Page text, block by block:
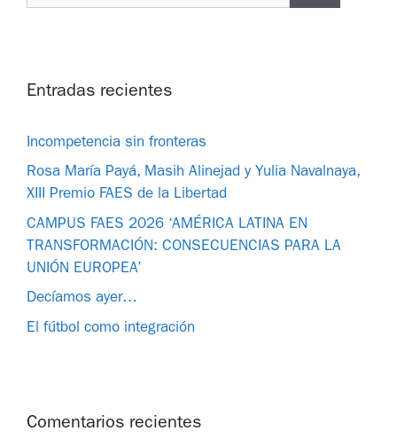
Entradas recientes
Incompetencia sin fronteras
Rosa María Payá, Masih Alinejad y Yulia Navalnaya,
XIII Premio FAES de la Libertad
CAMPUS FAES 2026 ‘AMÉRICA LATINA EN
TRANSFORMACIÓN: CONSECUENCIAS PARA LA
UNIÓN EUROPEA’
Decíamos ayer…
El fútbol como integración
Comentarios recientes